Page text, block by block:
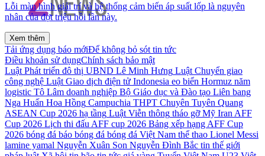
Lỗi màn hình giải trí và hệ thống cảm biến áp suất lốp là nguyên
nhân của đợt triệu hồi lần này.
Xem thêm
Tải ứng dụng báo mớiĐể không bỏ sót tin tức
Điều khoản sử dụngChính sách bảo mật
Luật Phát triển đô thị UBND Lê Minh Hưng Luật Chuyển giao
công nghệ Luật Giao dịch điện tử Indonesia eo biển Hormuz năm
logistic Tô Lâm doanh nghiệp Bộ Giáo dục và Đào tạo Liên bang
Nga Huấn Hoa Hồng Campuchia THPT Chuyên Tuyên Quang
ASEAN Cup 2026 hạ tầng Luật Viễn thông tháo gỡ Mỹ Iran AFF
Cup 2026 Lịch thi đấu AFF cup 2026 Bảng xếp hạng AFF Cup
2026 bóng đá báo bóng đá bóng đá Việt Nam thể thao Lionel Messi
lamine yamal Nguyễn Xuân Son Nguyễn Đình Bắc tin thế giới